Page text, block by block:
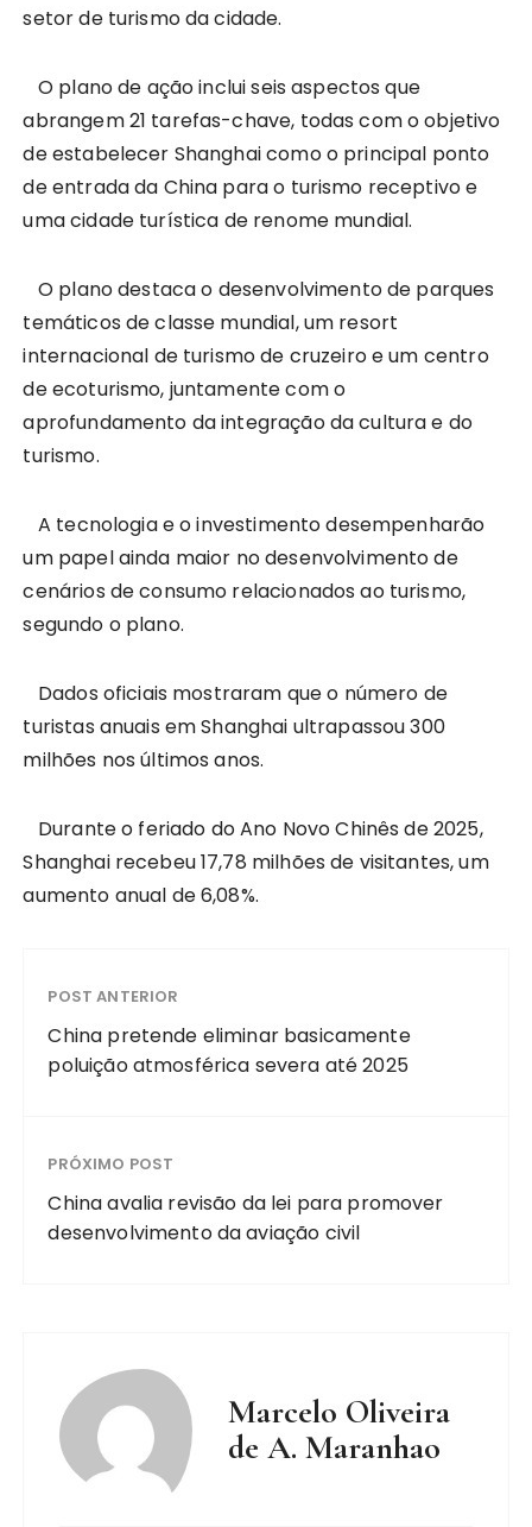
setor de turismo da cidade.
O plano de ação inclui seis aspectos que
abrangem 21 tarefas-chave, todas com o objetivo
de estabelecer Shanghai como o principal ponto
de entrada da China para o turismo receptivo e
uma cidade turística de renome mundial.
O plano destaca o desenvolvimento de parques
temáticos de classe mundial, um resort
internacional de turismo de cruzeiro e um centro
de ecoturismo, juntamente com o
aprofundamento da integração da cultura e do
turismo.
A tecnologia e o investimento desempenharão
um papel ainda maior no desenvolvimento de
cenários de consumo relacionados ao turismo,
segundo o plano.
Dados oficiais mostraram que o número de
turistas anuais em Shanghai ultrapassou 300
milhões nos últimos anos.
Durante o feriado do Ano Novo Chinês de 2025,
Shanghai recebeu 17,78 milhões de visitantes, um
aumento anual de 6,08%.
POST ANTERIOR
China pretende eliminar basicamente
poluição atmosférica severa até 2025
PRÓXIMO POST
China avalia revisão da lei para promover
desenvolvimento da aviação civil
Marcelo Oliveira
de A. Maranhao